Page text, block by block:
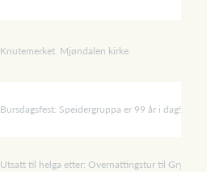
Knutemerket. Mjøndalen kirke.
Bursdagsfest: Speidergruppa er 99 år i dag!
Utsatt til helga etter: Overnattingstur til